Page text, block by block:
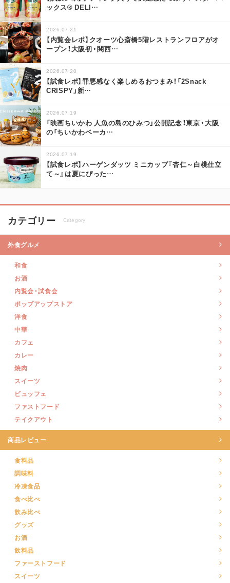
ックス® DELI…
2026.07.21
【内覧会レポ】クオーツ心斎橋5階レストランフロアがオ
ープン！大阪初・関西…
2026.07.20
【試食レポ】罪悪感なく楽しめるおつまみ！「2Snack
CRISPY」新…
2026.07.19
「映画ちいかわ 人魚の島のひみつ」公開記念！東京・大阪
の「ちいかわベーカ…
2026.07.19
【試食レポ】ハーゲンダッツ ミニカップ『杏仁～白桃仕立
て～』は夏にぴった…
カテゴリー Category
外食グルメ
和食
お酒
内覧会・試食会
ポップアップストア
洋食
中華
カフェ
カレー
焼肉
スイーツ
ビュッフェ
ファストフード
テイクアウト
商品レビュー
食料品
調味料
冷凍食品
食べ比べ
飲み比べ
グッズ
お酒
飲料品
ファーストフード
スイーツ